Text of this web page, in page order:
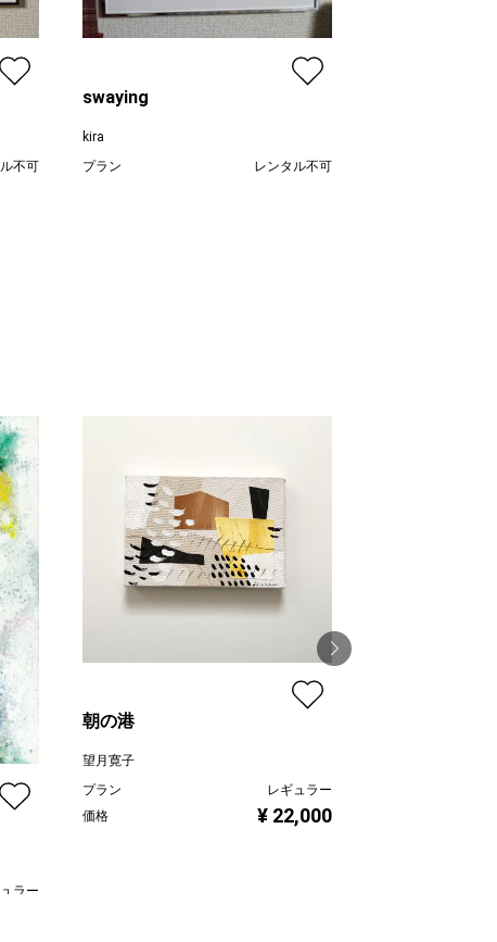
不可
swaying
kira
プラン
レンタル不可
ラー
朝の港
望月寛子
プラン
レギュラー
価格
¥ 22,000